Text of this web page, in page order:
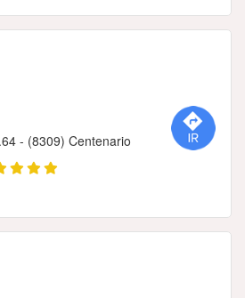
- (8309) Centenario